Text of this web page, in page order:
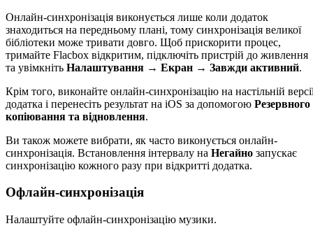
Онлайн-синхронізація виконується лише коли додаток
знаходиться на передньому плані, тому синхронізація великої
бібліотеки може тривати довго. Щоб прискорити процес,
тримайте Flacbox відкритим, підключіть пристрій до живлення
та увімкніть Налаштування → Екран → Завжди активний.
Крім того, виконайте онлайн-синхронізацію на настільній
додатка і перенесіть результат на iOS за допомогою Резервного
копіювання та відновлення.
Ви також можете вибрати, як часто виконується онлайн-
синхронізація. Встановлення інтервалу на Негайно запускає
синхронізацію кожного разу при відкритті додатка.
Офлайн-синхронізація
Налаштуйте офлайн-синхронізацію музики.